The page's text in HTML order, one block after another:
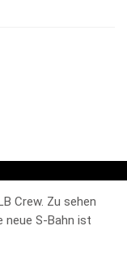
Crew. Zu sehen
neue S-Bahn ist